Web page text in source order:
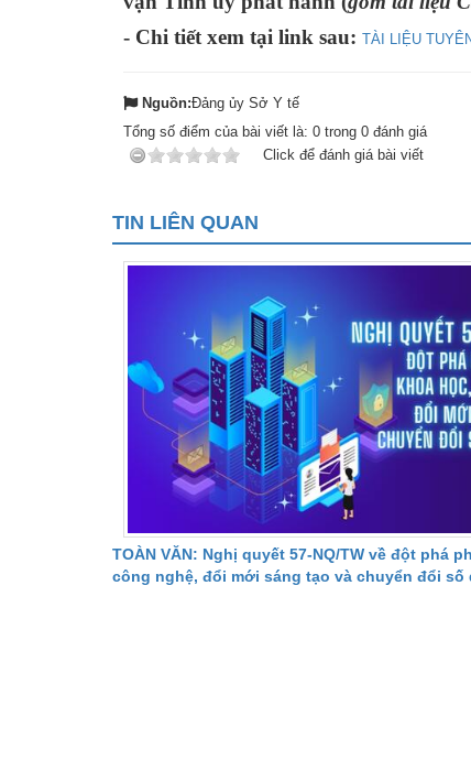
Cơ
SƠ ĐỒ TỔ CHỨC
- Chi tiết xem tại link sau: TÀI LIỆU
Nguồn:Đảng ủy Sở Y tế
Tổng số điểm của bài viết là: 0 trong 0 đánh giá
Click để đánh giá bài viết
TIN LIÊN QUAN
TOÀN VĂN: Nghị quyết 57-NQ/TW về đột phá
công nghệ, đổi mới sáng tạo và chuyển đổi số